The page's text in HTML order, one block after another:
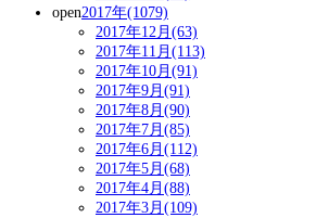
open2017年(1079)
2017年12月(63)
2017年11月(113)
2017年10月(91)
2017年9月(91)
2017年8月(90)
2017年7月(85)
2017年6月(112)
2017年5月(68)
2017年4月(88)
2017年3月(109)